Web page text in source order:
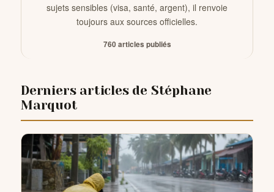
sujets sensibles (visa, santé, argent), il renvoie
toujours aux sources officielles.
760 articles publiés
Derniers articles de Stéphane
Marquot